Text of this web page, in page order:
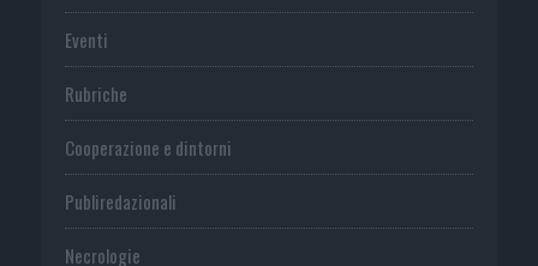
Eventi
Rubriche
Cooperazione e dintorni
Publiredazionali
Necrologie